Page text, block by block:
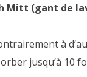
Mitt (gant de
à
jusqu’à 10